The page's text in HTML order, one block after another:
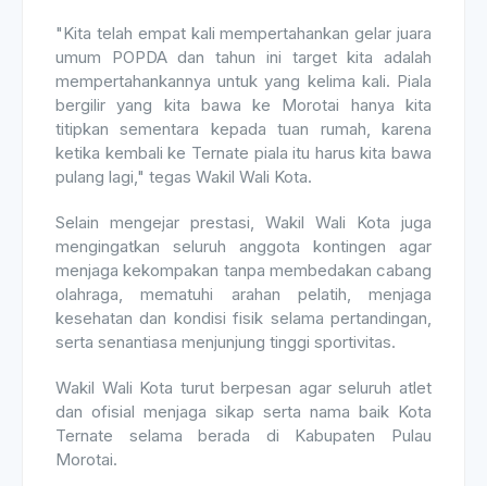
"Kita telah empat kali mempertahankan gelar juara
umum POPDA dan tahun ini target kita adalah
mempertahankannya untuk yang kelima kali. Piala
bergilir yang kita bawa ke Morotai hanya kita
titipkan sementara kepada tuan rumah, karena
ketika kembali ke Ternate piala itu harus kita bawa
pulang lagi," tegas Wakil Wali Kota.
Selain mengejar prestasi, Wakil Wali Kota juga
mengingatkan seluruh anggota kontingen agar
menjaga kekompakan tanpa membedakan cabang
olahraga, mematuhi arahan pelatih, menjaga
kesehatan dan kondisi fisik selama pertandingan,
serta senantiasa menjunjung tinggi sportivitas.
Wakil Wali Kota turut berpesan agar seluruh atlet
dan ofisial menjaga sikap serta nama baik Kota
Ternate selama berada di Kabupaten Pulau
Morotai.